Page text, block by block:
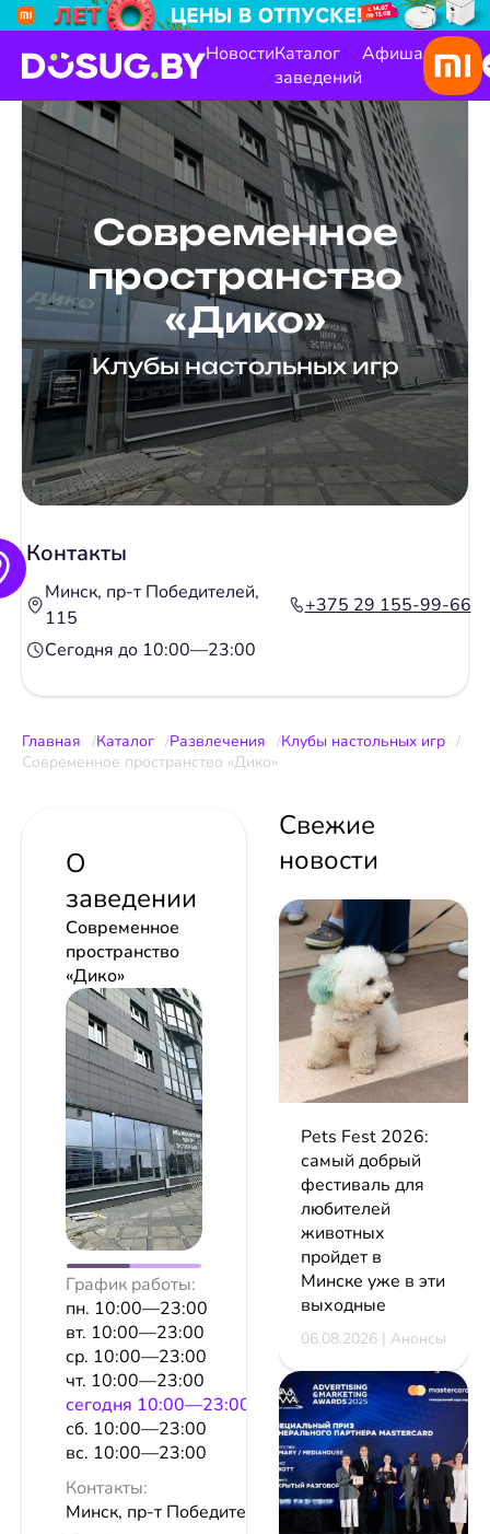
НовостиКаталог
заведений
Афиша
Современное
пространство
«Дико»
Клубы настольных игр
Контакты
Минск, пр-т Победителей,
115
+375 29 155-99-66
Сегодня до 10:00—23:00
Главная Каталог Развлечения
Клубы настольных игр
Современное пространство «Дико»
О
заведении
Современное
пространство
«Дико»
График работы:
пн. 10:00—23:00
вт. 10:00—23:00
ср. 10:00—23:00
чт. 10:00—23:00
сeгодня 10:00—23:00
сб. 10:00—23:00
вс. 10:00—23:00
Контакты:
Минск, пр-т Победителей, 115
Свежие
новости
Pets Fest 2026:
самый добрый
фестиваль для
любителей
животных
пройдет в
Минске уже в эти
выходные
06.08.2026 | Анонсы